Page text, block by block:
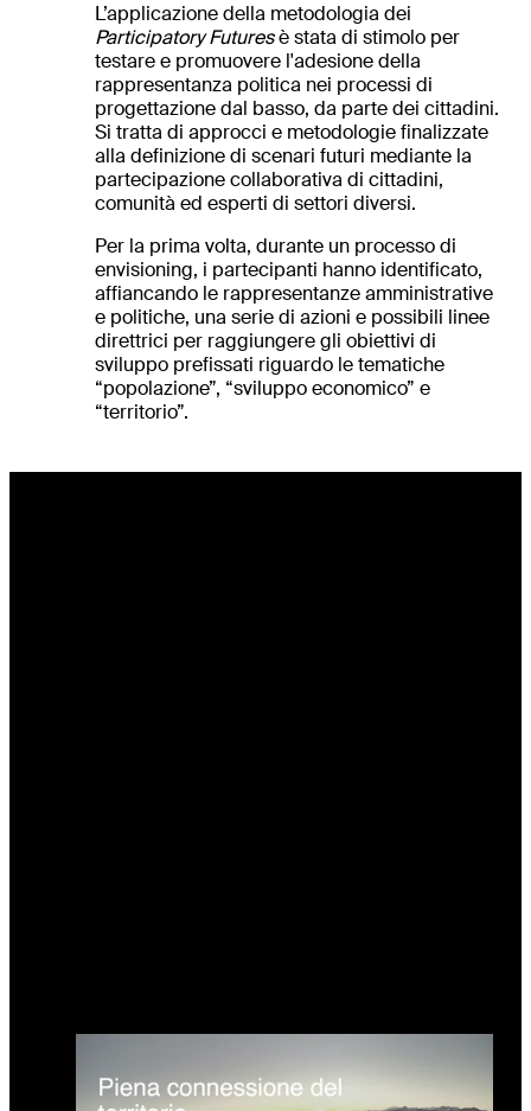
L’applicazione della metodologia dei
Participatory Futuresè stata di stimolo per
testare e promuovere l'adesione della
rappresentanza politica nei processi di
progettazione dal basso, da parte dei cittadini.
Si tratta di approcci e metodologie finalizzate
alla definizione di scenari futuri mediante la
partecipazione collaborativa di cittadini,
comunità ed esperti di settori diversi.
Per la prima volta, durante un processo di
envisioning, i partecipanti hanno identificato,
affiancando le rappresentanze amministrative
e politiche, una serie di azioni e possibili linee
direttrici per raggiungere gli obiettivi di
sviluppo prefissati riguardo le tematiche
“popolazione”, “sviluppo economico” e
“territorio”.